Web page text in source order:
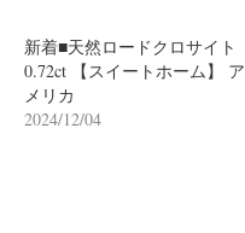
新着■天然ロードクロサイト
0.72ct 【スイートホーム】 ア
メリカ
2024/12/04